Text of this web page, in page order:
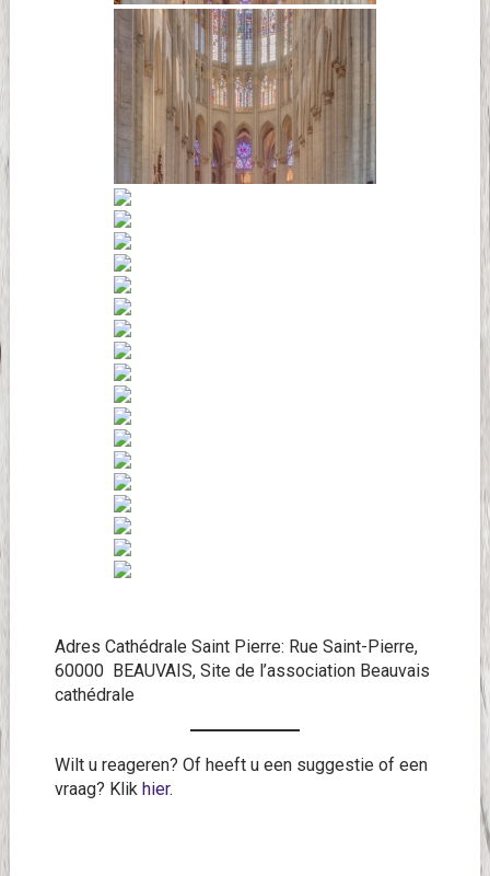
Adres Cathédrale Saint Pierre: Rue Saint-Pierre,
60000 BEAUVAIS, Site de l’association Beauvais
cathédrale
Wilt u reageren? Of heeft u een suggestie of een
vraag? Klikhier.